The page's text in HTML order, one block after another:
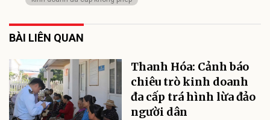
BÀI LIÊN QUAN
Thanh Hóa: Cảnh báo
chiêu trò kinh doanh
đa cấp trá hình lừa đảo
người dân